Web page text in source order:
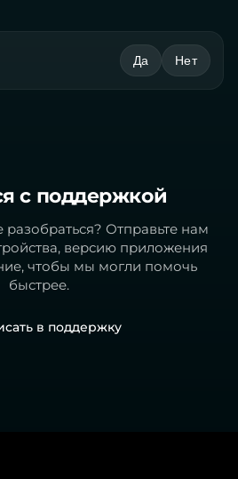
Да Нет
с поддержкой
Отправьте нам
версию приложения
чтобы мы могли помочь
быстрее.
в поддержку